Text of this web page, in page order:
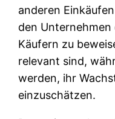
anderen
den
Käufern zu
relevant sind,
werden, ihr
einzuschätzen.